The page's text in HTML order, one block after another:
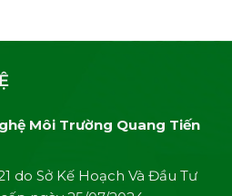
Môi Trường Quang Tiến
do Sở Kế Hoạch Và Đầu Tư